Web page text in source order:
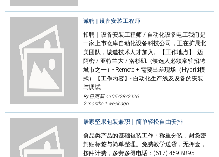
诚聘 | 设备安装工程师
招聘｜设备安装工程师 / 自动化设备电工我们是
一家上市仓库自动化设备科技公司，正在扩展北
美团队，诚邀技术人才加入。【工作地点】- 迈
阿密 / 亚特兰大 / 洛杉矶（候选人必须常驻招聘
城市之一）- Remote + 需要出差现场（Hybrid模
式）【工作内容】- 自动化生产线及设备的安装
与调试-…
By 已更新 on05/28/2026
2 months 1 week ago
居家坚果包装兼职｜简单轻松自由安排
食品类产品的基础包装工作：称重分装，封袋密
封贴标签与简单整理。免费教学送货，无押金，
按件计费，多劳多得电话：(617) 459-8895